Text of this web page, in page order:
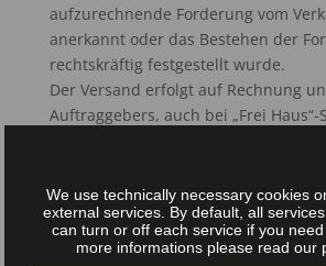
aufzurechnende Forderung vom
anerkannt oder das Bestehen der
rechtskräftig festgestellt wurde.
Der Versand erfolgt auf Rechnung
Auftraggebers, auch bei „Frei Haus“-
oder Unternehmen übergeben
Absendung durch ein Verhalten des
verzögert so geht die Gefahr mit der
We use technically necessary cookies
external services. By default, all
can turn or off each service if you
more informations please read our